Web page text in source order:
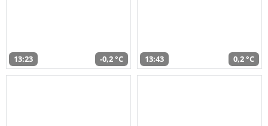
13:23 -0,2 °C 13:43 0,2 °C